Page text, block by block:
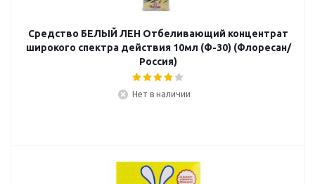
Средство БЕЛЫЙ ЛЕН Отбеливающий концентрат
широкого спектра действия 10мл (Ф-30) (Флоресан/
Россия)
Нет в наличии